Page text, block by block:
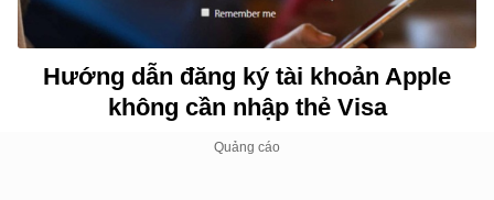
Hướng dẫn đăng ký tài khoản Apple
không cần nhập thẻ Visa